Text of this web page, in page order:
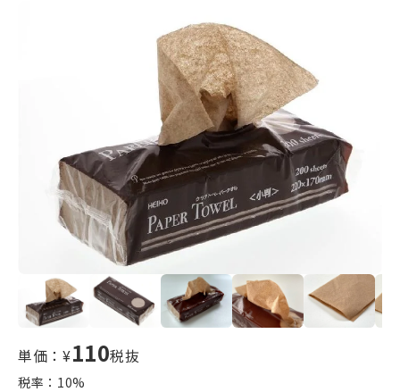
単価：¥110税抜
税率： 10%